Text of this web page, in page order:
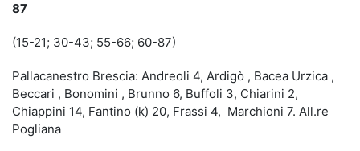
87
(15-21; 30-43; 55-66; 60-87)
Pallacanestro Brescia: Andreoli 4, Ardigò , Bacea Urzica ,
Beccari , Bonomini , Brunno 6, Buffoli 3, Chiarini 2,
Chiappini 14, Fantino (k) 20, Frassi 4, Marchioni 7. All.re
Pogliana